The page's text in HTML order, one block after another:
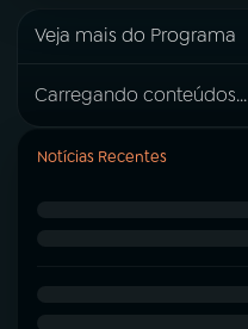
Veja mais do Programa
Carregando conteúdos...
Notícias Recentes